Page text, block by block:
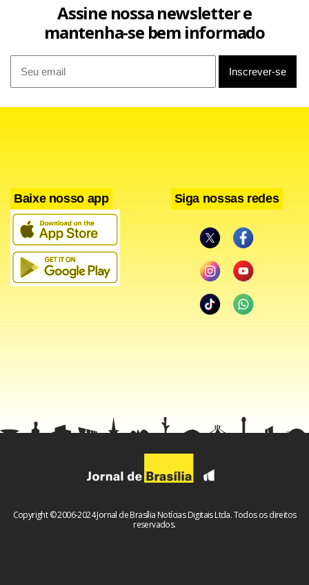
Delegacia de Polícia (Cruzeiro).
WhatsApp
LinkedIn
Twitter
X Telegram
Assine nossa newsletter e
mantenha-se bem informado
Baixe nosso app Siga nossas redes
Copyright © 2006-2024 Jornal de Brasília Notícias Digitais Ltda. Todos os direitos
reservados.